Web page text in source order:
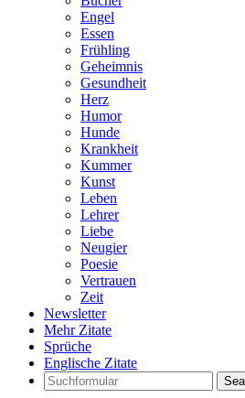
Engel
Essen
Frühling
Geheimnis
Gesundheit
Herz
Humor
Hunde
Krankheit
Kummer
Kunst
Leben
Lehrer
Liebe
Neugier
Poesie
Vertrauen
Zeit
Newsletter
Mehr Zitate
Sprüche
Englische Zitate